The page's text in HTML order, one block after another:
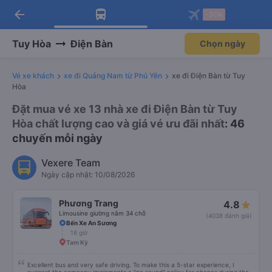
Tải app Vexere ngay!
Nhận ưu đãi thành viên độc
Mở app
Tải app Vexere
-30k/ghế khi đặt vé máy bay qua
Mở app
arrow_back
Tuy Hòa Điện Bàn Chọn ngày
Vé xe khách xe đi Quảng Nam từ Phú Yên
xe đi Điện Bàn từ Tuy
Hòa
Đặt mua vé xe 13 nhà xe đi Điện Bàn từ Tuy
Hòa chất lượng cao và giá vé ưu đãi nhất: 46
chuyến mỗi ngày
Vexere Team
Ngày cập nhật: 10/08/2026
Phương Trang
Limousine giường nằm 34 chỗ
4.8
(4038 đánh giá)
Bến Xe An Sương
18 giờ
Tam Kỳ
Excellent bus and very safe driving. To make this a 5-star experience, I